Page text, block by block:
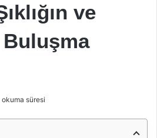
ve
süresi